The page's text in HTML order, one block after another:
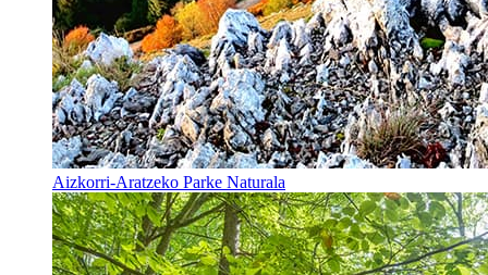
Aizkorri-Aratzeko Parke Naturala